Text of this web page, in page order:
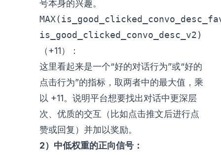
号本身的兴趣。
is_good_clicked_convo_desc_v2)
（+11）：
这里看起来是一个“好的对话行为”或“好的
点击行为”的指标，取两者中的最大值，乘
以 +11。说明平台想要找出对话中更深层
次、优质的交互（比如点击推文后进行点
赞或回复）并加以奖励。
2）中低权重的正向信号：